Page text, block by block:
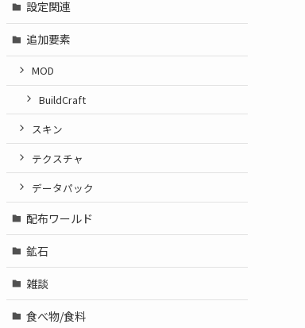
設定関連
追加要素
MOD
BuildCraft
スキン
テクスチャ
データパック
配布ワールド
鉱石
雑談
食べ物/食料